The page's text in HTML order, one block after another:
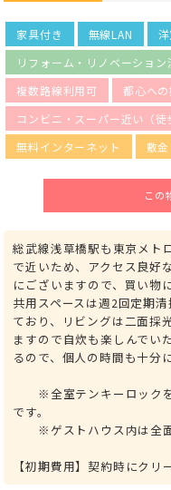
家具付き 無線LAN
リフォーム・リノベーション
複数路線利用可
都心への
コンビニ・スーパー近い（徒
無料インターネット
敷
この
総武線浅草橋駅も東京メト
で近いため、アクセス良好
にございますので、買い物
共用スペースは週2回定期
ており、リビングは二面採
ますので自炊も楽しんでい
るので、個人の時間も十分
※全室テンキーロックを
です。
※ゲストハウス内は全面
【初期費用】契約時にク